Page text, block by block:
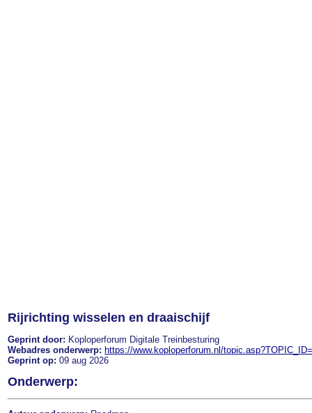
Rijrichting wisselen en draaischijf
Geprint door: Koploperforum Digitale Treinbesturing
Webadres onderwerp: https://www.koploperforum.nl/
Geprint op: 09 aug 2026
Onderwerp: